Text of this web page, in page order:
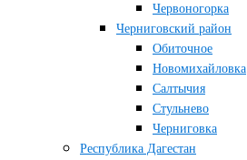
Червоногорка
Черниговский район
Обиточное
Новомихайловка
Салтычия
Стульнево
Черниговка
Республика Дагестан